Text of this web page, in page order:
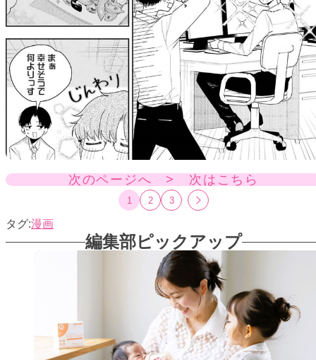
次のページへ > 次はこちら
1 2 3
漫画
編集部ピックアップ